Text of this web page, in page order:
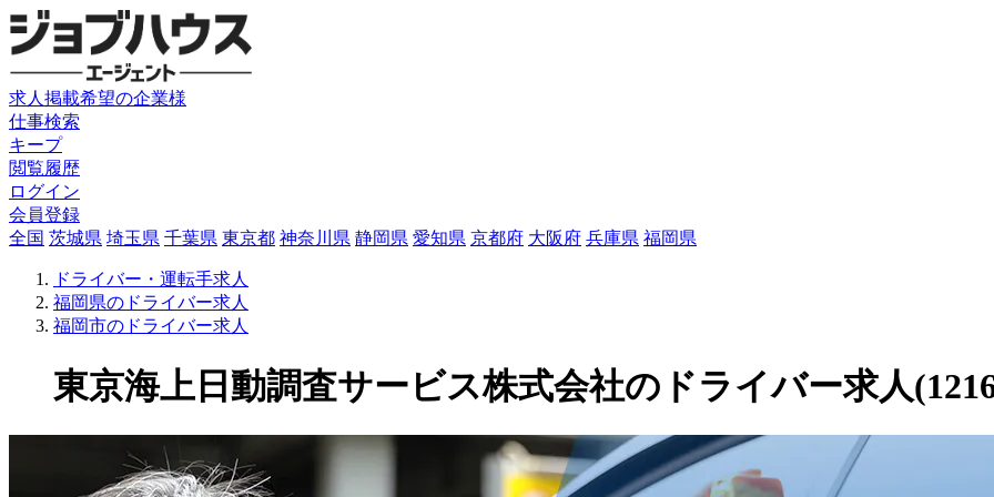
求人掲載希望の企業様
仕事検索
キープ
閲覧履歴
ログイン
会員登録
全国 茨城県 埼玉県 千葉県 東京都 神奈川県 静岡県 愛知県 京都府 大阪府 兵庫県 福岡県
ドライバー・運転手求人
福岡県のドライバー求人
福岡市のドライバー求人
東京海上日動調査サービス株式会社のドライバー求人